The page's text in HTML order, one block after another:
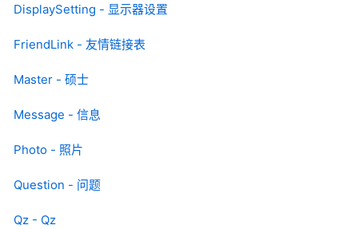
DisplaySetting - 显示器设置
FriendLink - 友情链接表
Master - 硕士
Message - 信息
Photo - 照片
Question - 问题
Qz - Qz